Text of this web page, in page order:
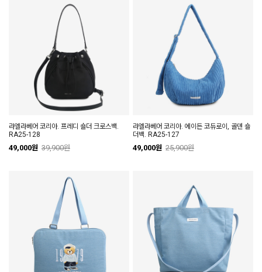
라엘라베어 코리아. 프레디 숄더 크로스백.
RA25-128
49,000원 39,900원
라엘라베어 코리아. 에이든 코듀로이, 골덴 숄
더백. RA25-127
49,000원 25,900원